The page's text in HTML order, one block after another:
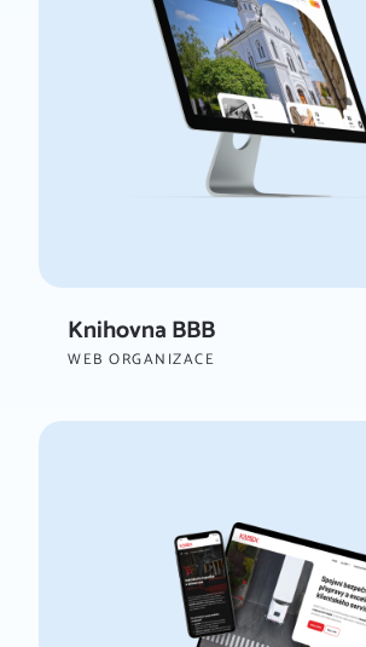
Knihovna BBB
WEB ORGANIZACE